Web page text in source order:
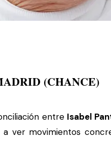
(CHANCE)
entre Isabel
a ver movimientos